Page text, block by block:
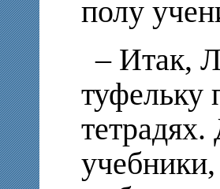
полу
– Итак,
туфельку
тетрадях.